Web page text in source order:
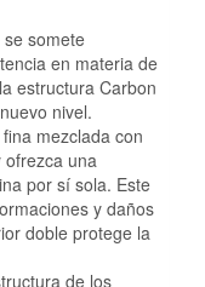
somete
en materia de
estructura Carbon
nivel.
mezclada con
una
por sí sola. Este
y daños
doble protege la
de los